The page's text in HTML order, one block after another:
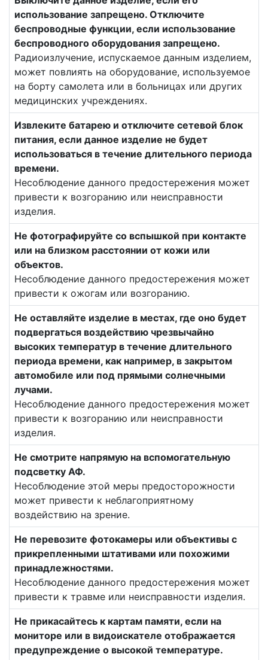
использование запрещено. Отключите
беспроводные функции, если использование
беспроводного оборудования запрещено.
Радиоизлучение, испускаемое данным изделием,
может повлиять на оборудование, используемое
на борту самолета или в больницах или других
медицинских учреждениях.
Извлеките батарею и отключите сетевой блок
питания, если данное изделие не будет
использоваться в течение длительного периода
времени.
Несоблюдение данного предостережения может
привести к возгоранию или неисправности
изделия.
Не фотографируйте со вспышкой при контакте
или на близком расстоянии от кожи или
объектов.
Несоблюдение данного предостережения может
привести к ожогам или возгоранию.
Не оставляйте изделие в местах, где оно будет
подвергаться воздействию чрезвычайно
высоких температур в течение длительного
периода времени, как например, в закрытом
автомобиле или под прямыми солнечными
лучами.
Несоблюдение данного предостережения может
привести к возгоранию или неисправности
изделия.
Не смотрите напрямую на вспомогательную
подсветку АФ.
Несоблюдение этой меры предосторожности
может привести к неблагоприятному
воздействию на зрение.
Не перевозите фотокамеры или объективы с
прикрепленными штативами или похожими
принадлежностями.
Несоблюдение данного предостережения может
привести к травме или неисправности изделия.
Не прикасайтесь к картам памяти, если на
мониторе или в видоискателе отображается
предупреждение о высокой температуре.